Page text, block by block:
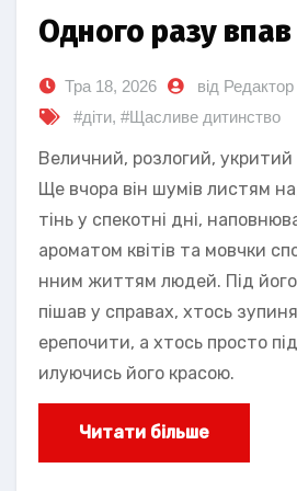
Одного разу
Тра 18, 2026 від Редактор
#діти, #Щасливе дитинство
Величний, розлогий,
Ще вчора він шумів листям
тінь у спекотні дні,
ароматом квітів та мовчки
нним життям людей. Під
пішав у справах, хтось
ерепочити, а хтось просто
илуючись його красою.
Читати більше